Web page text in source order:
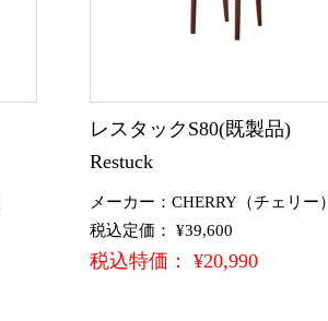
レスタックS80(既製品)
Restuck
メーカー：CHERRY（チェリー）
税込定価： ¥39,600
税込特価： ¥20,990